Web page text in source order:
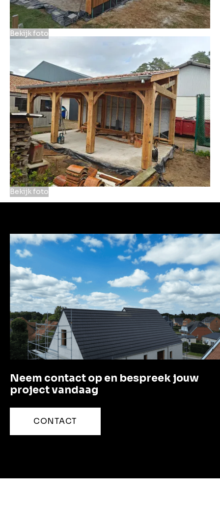
Bekijk foto
Bekijk foto
LET'S GO!
Neem contact op en bespreek jouw
project vandaag
CONTACT